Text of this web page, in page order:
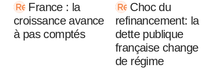
France : la
croissance avance
à pas comptés
Choc du
refinancement: la
dette publique
française change
de régime